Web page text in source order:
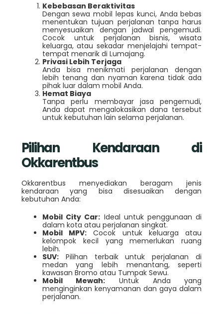
Kebebasan Beraktivitas
Dengan sewa mobil lepas kunci, Anda bebas
menentukan tujuan perjalanan tanpa harus
menyesuaikan dengan jadwal pengemudi.
Cocok untuk perjalanan bisnis, wisata
keluarga, atau sekadar menjelajahi tempat-
tempat menarik di Lumajang.
Privasi Lebih Terjaga
Anda bisa menikmati perjalanan dengan
lebih tenang dan nyaman karena tidak ada
pihak luar dalam mobil Anda.
Hemat Biaya
Tanpa perlu membayar jasa pengemudi,
Anda dapat mengalokasikan dana tersebut
untuk kebutuhan lain selama perjalanan.
Pilihan Kendaraan di
Okkarentbus
Okkarentbus menyediakan beragam jenis
kendaraan yang bisa disesuaikan dengan
kebutuhan Anda:
Mobil City Car: Ideal untuk penggunaan di
dalam kota atau perjalanan singkat.
Mobil MPV:Cocok untuk keluarga atau
kelompok kecil yang memerlukan ruang
lebih.
SUV:Pilihan terbaik untuk perjalanan di
medan yang lebih menantang, seperti
kawasan Bromo atau Tumpak Sewu.
Mobil Mewah: Untuk Anda yang
menginginkan kenyamanan dan gaya dalam
perjalanan.